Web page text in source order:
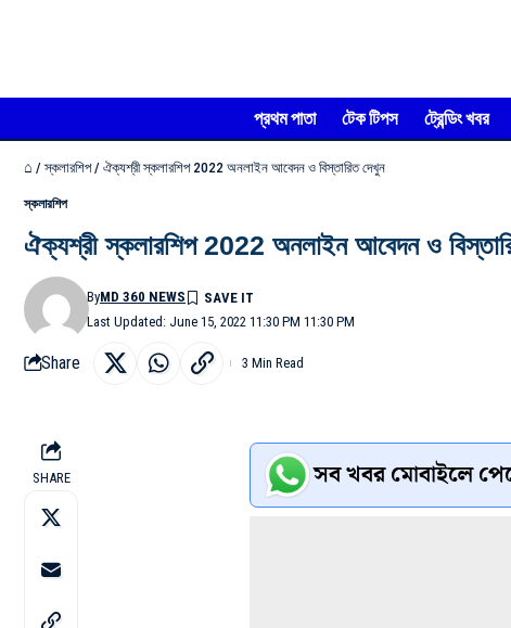
প্রথম পাতা টেক টিপস ট্রেন্ডিং খবর
⌂ /স্কলারশিপ/ ঐক্যশ্রী স্কলারশিপ 2022 অনলাইন আবেদন ও বিস্তারিত দেখুন
স্কলারশিপ
ঐক্যশ্রী স্কলারশিপ 2022 অনলাইন আবেদন ও
Last Updated: June 15, 2022 11:30 PM 11:30 PM
ByMD 360 NEWS
Share 3 Min Read
SHARE সব খবর মোবাইলে